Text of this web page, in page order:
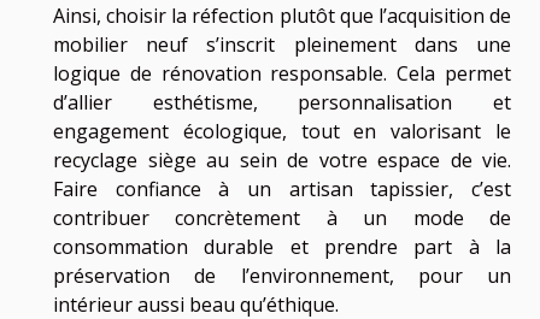
Ainsi, choisir la réfection plutôt que l’acquisition de
mobilier neuf s’inscrit pleinement dans une
logique de rénovation responsable. Cela permet
d’allier esthétisme, personnalisation et
engagement écologique, tout en valorisant le
recyclage siège au sein de votre espace de vie.
Faire confiance à un artisan tapissier, c’est
contribuer concrètement à un mode de
consommation durable et prendre part à la
préservation de l’environnement, pour un
intérieur aussi beau qu’éthique.